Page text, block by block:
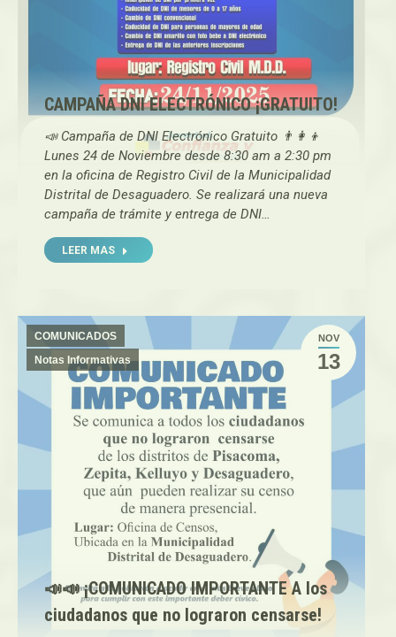
CAMPAÑA DNI ELECTRÓNICO ¡GRATUITO!
📣 Campaña de DNI Electrónico Gratuito 👨‍👩‍👦
Lunes 24 de Noviembre desde 8:30 am a 2:30 pm
en la oficina de Registro Civil de la Municipalidad
Distrital de Desaguadero. Se realizará una nueva
campaña de trámite y entrega de DNI…
LEER MAS
NOV
13
COMUNICADOS
Notas Informativas
📣📣 ¡COMUNICADO IMPORTANTE A los
ciudadanos que no lograron censarse!